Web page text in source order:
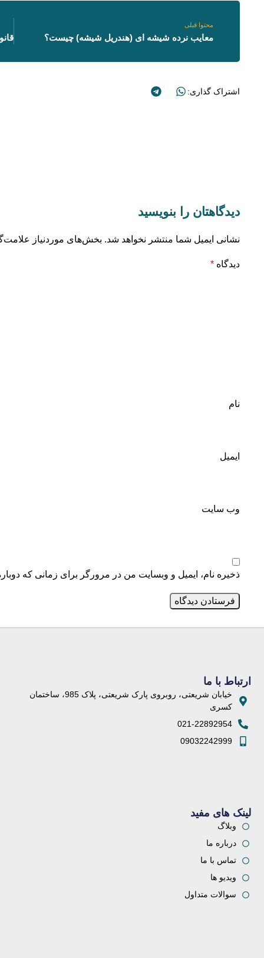
محتوا قبلی
معایب نرده شیشه ای (هندریل شیشه) چیست؟
اشتراک گذاری:
دیدگاهتان را بنویسید
نشانی ایمیل شما منتشر نخواهد شد. بخش‌های موردنیاز
دیدگاه *
نام
ایمیل
وب‌ سایت
ذخیره نام، ایمیل و وبسایت من در مرورگر برای زمانی که
لینک های مفید
وبلاگ
درباره ما
تماس با ما
ویدیو ها
سوالات متداول
ارتباط با ما
خیابان شریعتی، روبروی پارک شریعتی، پلاک 985، ساختمان
کسری
021-22892954
09032242999